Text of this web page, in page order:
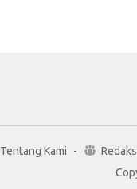
Tentang Kami